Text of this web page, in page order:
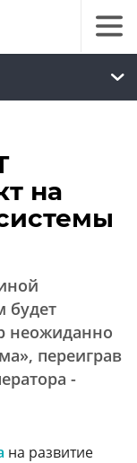
на
будет
неожиданно
переиграв
-
на развитие